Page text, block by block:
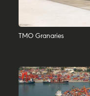
TMO Granaries